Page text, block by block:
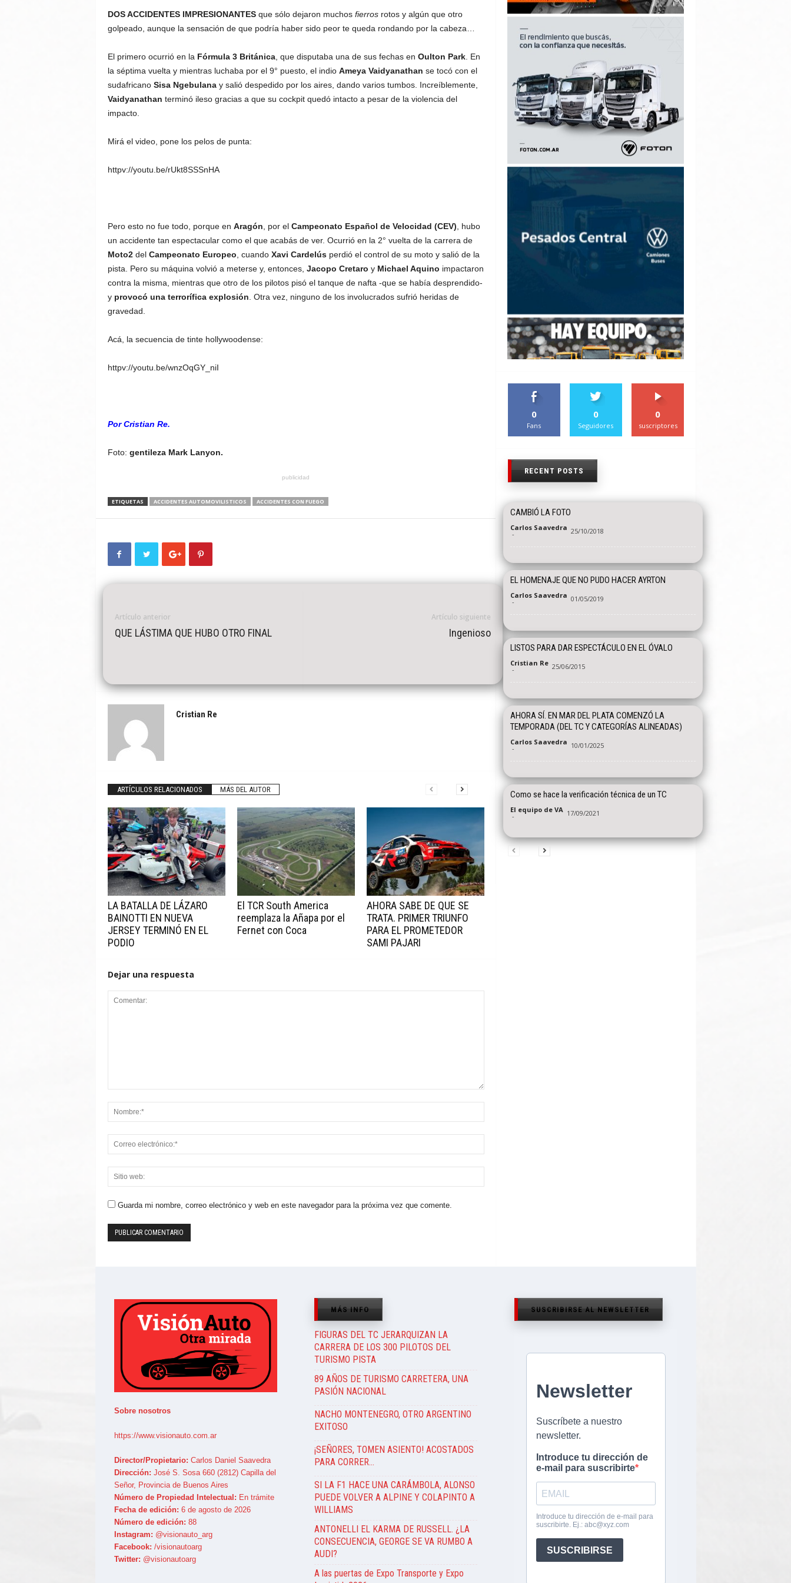
DOS ACCIDENTES IMPRESIONANTESque sólo dejaron muchos fierrosrotos y algún que otro
golpeado, aunque la sensación de que podría haber sido peor te queda rondando por la cabeza…
El primero ocurrió en la Fórmula 3 Británica, que disputaba una de sus fechas en Oulton Park. En
la séptima vuelta y mientras luchaba por el 9° puesto, el indio Ameya Vaidyanathan se tocó con el
sudafricano Sisa Ngebulanay salió despedido por los aires, dando varios tumbos. Increíblemente,
Vaidyanathan terminó ileso gracias a que su cockpit quedó intacto a pesar de la violencia del
impacto.
Mirá el video, pone los pelos de punta:
httpv://youtu.be/rUkt8SSSnHA
Pero esto no fue todo, porque en Aragón , por el Campeonato Español de Velocidad (CEV) , hubo
un accidente tan espectacular como el que acabás de ver. Ocurrió en la 2° vuelta de la carrera de
Moto2del Campeonato Europeo , cuando Xavi Cardelúsperdió el control de su moto y salió de la
pista. Pero su máquina volvió a meterse y, entonces, Jacopo Cretaro y Michael Aquino impactaron
contra la misma, mientras que otro de los pilotos pisó el tanque de nafta -que se había desprendido-
yprovocó una terrorífica explosión . Otra vez, ninguno de los involucrados sufrió heridas de
gravedad.
Acá, la secuencia de tinte hollywoodense:
httpv://youtu.be/wnzOqGY_niI
Por Cristian Re.
Foto: gentileza Mark Lanyon.
publicidad
ETIQUETAS ACCIDENTES AUTOMOVILISTICOS ACCIDENTES CON FUEGO
Artículo anterior
QUE LÁSTIMA QUE HUBO OTRO FINAL
Artículo siguiente
Ingenioso
Cristian Re
ARTÍCULOS RELACIONADOS MÁS DEL AUTOR
LA BATALLA DE LÁZARO
BAINOTTI EN NUEVA
JERSEY TERMINÓ EN EL
PODIO
El TCR South America
reemplaza la Añapa por el
Fernet con Coca
AHORA SABE DE QUE SE
TRATA. PRIMER TRIUNFO
PARA EL PROMETEDOR
SAMI PAJARI
Dejar una respuesta
Guarda mi nombre, correo electrónico y web en este navegador para la próxima vez que comente.
0
Fans
0
Seguidores
0
suscriptores
RECENT POSTS
CAMBIÓ LA FOTO
Carlos Saavedra
- 25/10/2018
EL HOMENAJE QUE NO PUDO HACER AYRTON
Carlos Saavedra
- 01/05/2019
LISTOS PARA DAR ESPECTÁCULO EN EL ÓVALO
Cristian Re
- 25/06/2015
AHORA SÍ. EN MAR DEL PLATA COMENZÓ LA
TEMPORADA (DEL TC Y CATEGORÍAS ALINEADAS)
Carlos Saavedra
- 10/01/2025
Como se hace la verificación técnica de un TC
El equipo de VA
- 17/09/2021
Sobre nosotros
https://www.visionauto.com.ar
Director/Propietario: Carlos Daniel Saavedra
Dirección: José S. Sosa 660 (2812) Capilla del
Señor, Provincia de Buenos Aires
Número de Propiedad Intelectual: En trámite
Fecha de edición: 6 de agosto de 2026
Número de edición: 88
Instagram: @visionauto_arg
Facebook: /visionautoarg
Twitter: @visionautoarg
MÁS INFO
FIGURAS DEL TC JERARQUIZAN LA
CARRERA DE LOS 300 PILOTOS DEL
TURISMO PISTA
89 AÑOS DE TURISMO CARRETERA, UNA
PASIÓN NACIONAL
NACHO MONTENEGRO, OTRO ARGENTINO
EXITOSO
¡SEÑORES, TOMEN ASIENTO! ACOSTADOS
PARA CORRER…
SI LA F1 HACE UNA CARÁMBOLA, ALONSO
PUEDE VOLVER A ALPINE Y COLAPINTO A
WILLIAMS
ANTONELLI EL KARMA DE RUSSELL. ¿LA
CONSECUENCIA, GEORGE SE VA RUMBO A
AUDI?
A las puertas de Expo Transporte y Expo
SUSCRIBIRSE AL NEWSLETTER